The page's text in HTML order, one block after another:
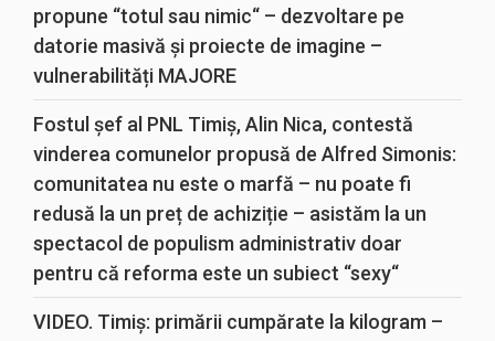
propune “totul sau nimic“ – dezvoltare pe
datorie masivă și proiecte de imagine –
vulnerabilități MAJORE
Fostul șef al PNL Timiș, Alin Nica, contestă
vinderea comunelor propusă de Alfred Simonis:
comunitatea nu este o marfă – nu poate fi
redusă la un preț de achiziție – asistăm la un
spectacol de populism administrativ doar
pentru că reforma este un subiect “sexy“
VIDEO. Timiș: primării cumpărate la kilogram –